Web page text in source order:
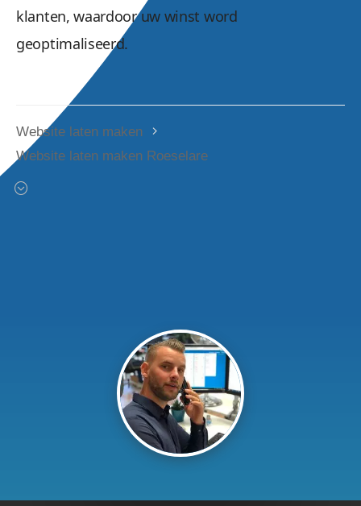
klanten, waardoor uw winst word
geoptimaliseerd.
Website laten maken
Website laten maken Roeselare